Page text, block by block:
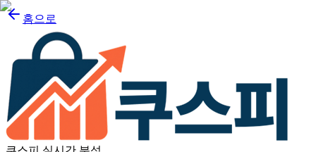
홈으로